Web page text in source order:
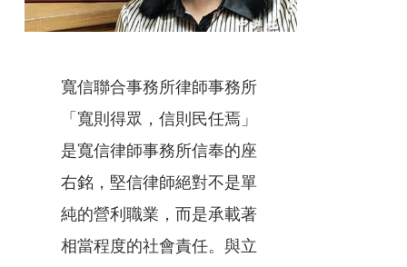
寬信聯合事務所律師事務所
「寬則得眾，信則民任焉」
是寬信律師事務所信奉的座
右銘，堅信律師絕對不是單
純的營利職業，而是承載著
相當程度的社會責任。與立